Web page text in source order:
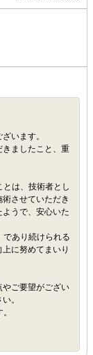
います。
きましたこと、重
は、技術者とし
させていただき
うで、安心いた
あり続けられる
に努めてまいり
ご要望がござい
。